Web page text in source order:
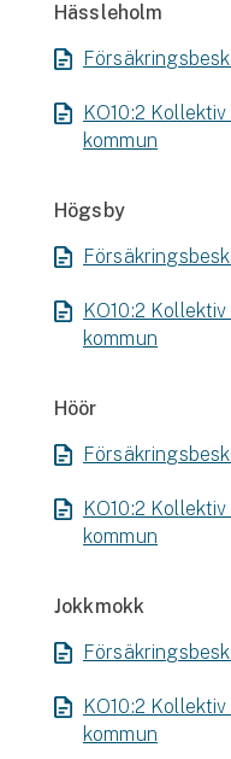
Hässleholm
KO10:2
kommun
Högsby
KO10:2
kommun
Höör
KO10:2
kommun
Jokkmokk
KO10:2
kommun